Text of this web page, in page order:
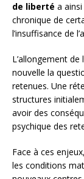
de liberté a
chronique de
l’insuffisance de
L’allongement
nouvelle la
retenues. Une
structures
avoir des
psychique des
Face à ces
les conditions